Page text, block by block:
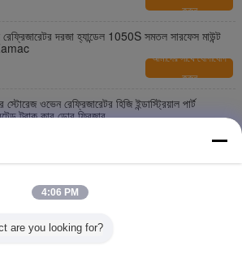
করুন
রেফ্রিজারেটর দরজা হ্যান্ডেল 1050S সমতল সারফেস মাউন্ট
আমাদের সাথে যোগাযোগ
করুন
ওভেন রেফ্রিজারেটর হিজি ইন্ডাস্ট্রিয়াল পার্ট
ট্রাক কার ডোর ফ্রিজার
রেফ্রিজারেটর হিংসা ঠান্ডা সংগ্রহস্থল এবং ওভেন ডোর
4:06 PM
are you looking for?